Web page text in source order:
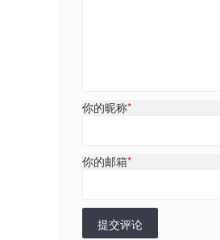
你的昵称*
你的邮箱*
提交评论